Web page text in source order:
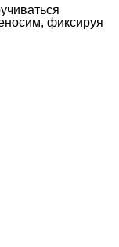
фиксируя